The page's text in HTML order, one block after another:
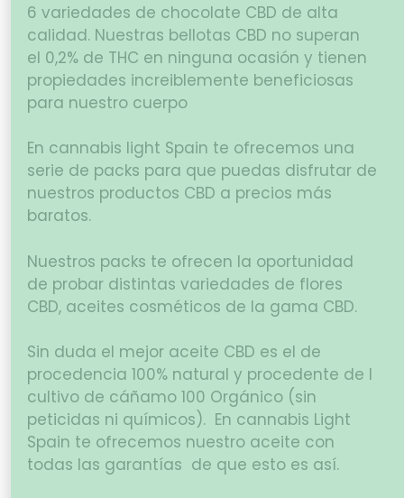
6 variedades de chocolate CBD de alta
calidad. Nuestras bellotas CBD no superan
el 0,2% de THC en ninguna ocasión y tienen
propiedades increiblemente beneficiosas
para nuestro cuerpo
En cannabis light Spain te ofrecemos una
serie de packs para que puedas disfrutar de
nuestros productos CBD a precios más
baratos.
Nuestros packs te ofrecen la oportunidad
de probar distintas variedades de flores
CBD, aceites cosméticos de la gama CBD.
Sin duda el mejor aceite CBD es el de
procedencia 100% natural y procedente de l
cultivo de cáñamo 100 Orgánico (sin
peticidas ni químicos). En cannabis Light
Spain te ofrecemos nuestro aceite con
todas las garantías de que esto es así.